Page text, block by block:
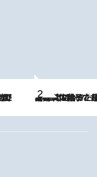
2026.8.5
【阿川佐和子さんの年とる力】なぜ70代で始めた趣味は“こんなに楽しい”のか？ ピアノ、俳句…スランプに陥っても続けられる“ある秘訣”とは